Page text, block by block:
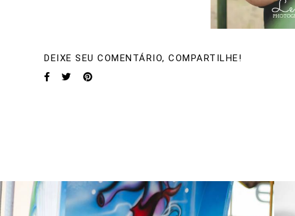
DEIXE SEU COMENTÁRIO, COMPARTILHE!